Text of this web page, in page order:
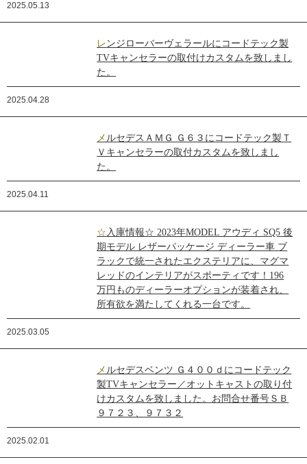
2025.05.13
レンジローバーヴェラールにコードテック製
TVキャンセラーの取付けカスタムを致しまし
た。
2025.04.28
メルセデスＡＭＧ Ｇ６３にコードテック製Ｔ
Ｖキャンセラーの取付カスタムを致しまし
た。
2025.04.11
☆入庫情報☆ 2023年MODEL アウディ SQ5 後
期モデル レザーパッケージ ディーラー車 ブ
ラックで統一されたエクステリアに、マグマ
レッドのインテリアがスポーティです！196
万円ものディーラーオプションが装着され、
所有欲を満たしてくれる一台です。
2025.03.05
メルセデスベンツ Ｇ４００ｄにコードテック
製TVキャンセラー／オットキャストの取り付
けカスタムを致しました。お問合せ番号ＳＢ
９７２３、９７３２
2025.02.01